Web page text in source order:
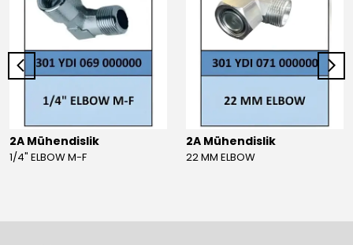
2A Mühendislik
1/4" ELBOW M-F
2A Mühendislik
22 MM ELBOW